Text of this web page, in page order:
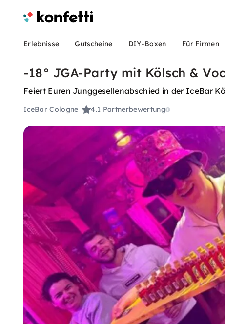
Erlebnisse Gutscheine DIY-Boxen Für Firmen
-18° JGA-Party mit Kölsch &
Feiert Euren Junggesellenabschied in der IceBar
IceBar Cologne 4.1 Partnerbewertung